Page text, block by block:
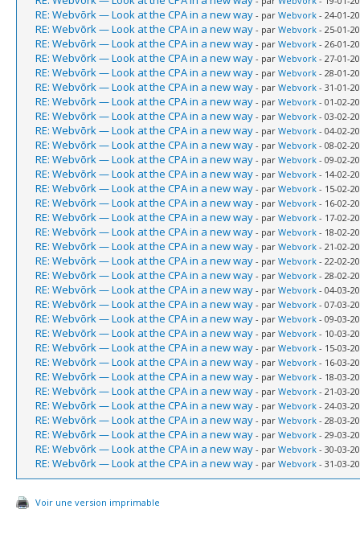
RE: Webvõrk — Look at the CPA in a new way - par Webvork - 24-01-
RE: Webvõrk — Look at the CPA in a new way - par Webvork - 25-01-
RE: Webvõrk — Look at the CPA in a new way - par Webvork - 26-01-
RE: Webvõrk — Look at the CPA in a new way - par Webvork - 27-01-
RE: Webvõrk — Look at the CPA in a new way - par Webvork - 28-01-
RE: Webvõrk — Look at the CPA in a new way - par Webvork - 31-01-
RE: Webvõrk — Look at the CPA in a new way - par Webvork - 01-02-
RE: Webvõrk — Look at the CPA in a new way - par Webvork - 03-02-
RE: Webvõrk — Look at the CPA in a new way - par Webvork - 04-02-
RE: Webvõrk — Look at the CPA in a new way - par Webvork - 08-02-
RE: Webvõrk — Look at the CPA in a new way - par Webvork - 09-02-
RE: Webvõrk — Look at the CPA in a new way - par Webvork - 14-02-
RE: Webvõrk — Look at the CPA in a new way - par Webvork - 15-02-
RE: Webvõrk — Look at the CPA in a new way - par Webvork - 16-02-
RE: Webvõrk — Look at the CPA in a new way - par Webvork - 17-02-
RE: Webvõrk — Look at the CPA in a new way - par Webvork - 18-02-
RE: Webvõrk — Look at the CPA in a new way - par Webvork - 21-02-
RE: Webvõrk — Look at the CPA in a new way - par Webvork - 22-02-
RE: Webvõrk — Look at the CPA in a new way - par Webvork - 28-02-
RE: Webvõrk — Look at the CPA in a new way - par Webvork - 04-03-
RE: Webvõrk — Look at the CPA in a new way - par Webvork - 07-03-
RE: Webvõrk — Look at the CPA in a new way - par Webvork - 09-03-
RE: Webvõrk — Look at the CPA in a new way - par Webvork - 10-03-
RE: Webvõrk — Look at the CPA in a new way - par Webvork - 15-03-
RE: Webvõrk — Look at the CPA in a new way - par Webvork - 16-03-
RE: Webvõrk — Look at the CPA in a new way - par Webvork - 18-03-
RE: Webvõrk — Look at the CPA in a new way - par Webvork - 21-03-
RE: Webvõrk — Look at the CPA in a new way - par Webvork - 24-03-
RE: Webvõrk — Look at the CPA in a new way - par Webvork - 28-03-
RE: Webvõrk — Look at the CPA in a new way - par Webvork - 29-03-
RE: Webvõrk — Look at the CPA in a new way - par Webvork - 30-03-
RE: Webvõrk — Look at the CPA in a new way - par Webvork - 31-03-
Voir une version imprimable